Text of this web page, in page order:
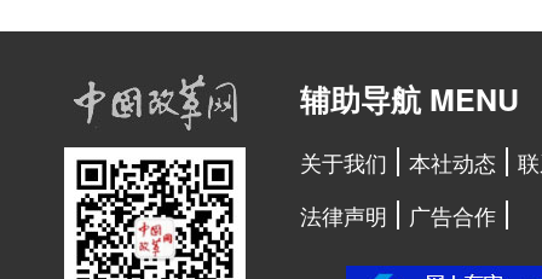
辅助导航 MENU
关于我们 本社动态
法律声明
广告合作